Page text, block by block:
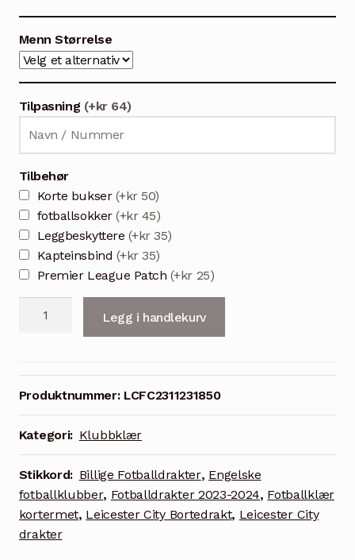
var:
kr 549.
Menn Størrelse
Tilpasning (+kr 64)
Tilbehør
Korte bukser (+kr 50)
fotballsokker(+kr 45)
Leggbeskyttere (+kr 35)
Kapteinsbind (+kr 35)
Premier League Patch (+kr 25)
Kortermet
Legg i handlekurv
Produktnummer: LCFC2311231850
Kategori: Klubbklær
Stikkord: Billige Fotballdrakter, Engelske
fotballklubber, Fotballdrakter 2023-2024, Fotballklær
kortermet, Leicester City Bortedrakt, Leicester City
drakter